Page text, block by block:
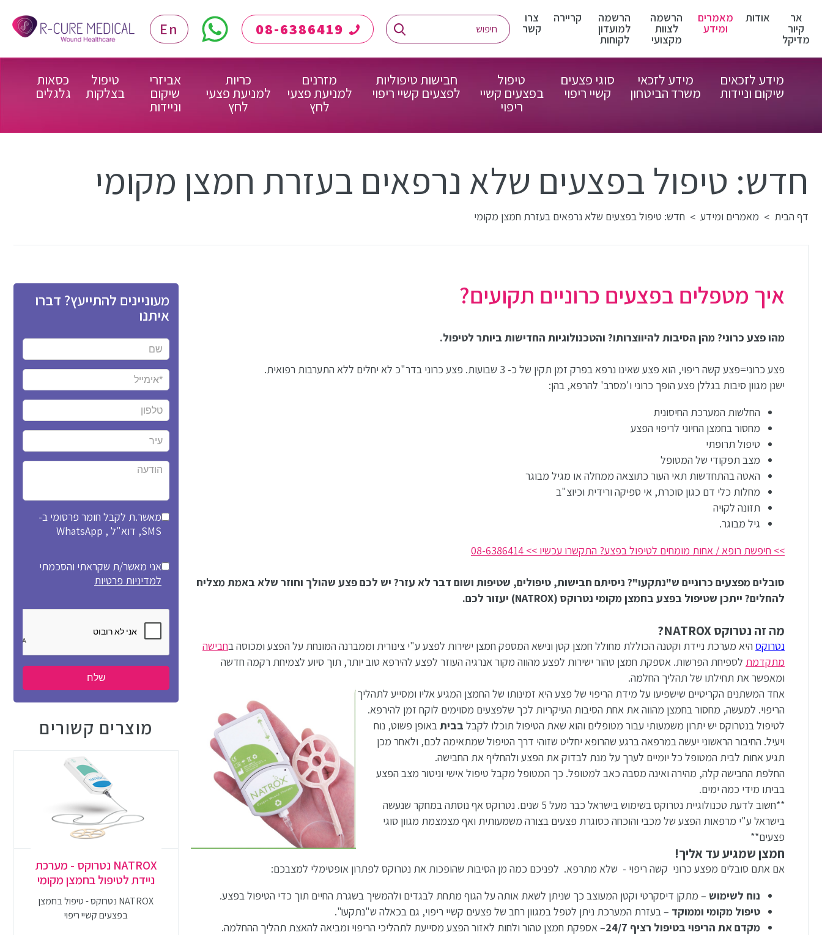
אר
קיור
מדיקל
אודות מאמרים
ומידע
הרשמה
לצוות
מקצועי
הרשמה
למועדון
לקוחות
קריירה צרו
קשר En
מידע לזכאים
שיקום וניידות
מידע לזכאי
משרד הביטחון
סוגי פצעים
קשיי ריפוי
טיפול
בפצעים קשיי
ריפוי
חבישות טיפוליות
לפצעים קשיי ריפוי
מזרנים
למניעת פצעי
לחץ
כריות
למניעת פצעי
לחץ
אביזרי
שיקום
וניידות
טיפול
בצלקות
כסאות
גלגלים
חדש: טיפול בפצעים שלא נרפאים בעזרת חמצן מקומי
דף הבית > מאמרים ומידע > חדש: טיפול בפצעים שלא נרפאים בעזרת חמצן מקומי
מעוניינים להתייעץ? דברו
איתנו
מאשר.ת לקבל חומר פרסומי ב-
SMS, דוא"ל , WhatsApp
אני מאשר/ת שקראתי והסכמתי
למדיניות פרטיות
מוצרים קשורים
NATROX נטרוקס - מערכת
ניידת לטיפול בחמצן מקומי
NATROX נטרוקס - טיפול בחמצן
בפצעים קשיי ריפוי
איך מטפלים בפצעים כרוניים תקועים?
מהו פצע כרוני? מהן הסיבות להיווצרותו? והטכנולוגיות החדישות ביותר לטיפול.
פצע כרוני=פצע קשה ריפוי, הוא פצע שאינו נרפא בפרק זמן תקין של כ- 3 שבועות. פצע כרוני בדר"כ לא יחלים ללא התערבות רפואית.
ישנן מגוון סיבות בגללן פצע הופך כרוני ו'מסרב' להרפא, בהן:
החלשות המערכת החיסונית
מחסור בחמצן החיוני לריפוי הפצע
טיפול תרופתי
מצב תפקודי של המטופל
האטה בהתחדשות תאי העור כתוצאה ממחלה או מגיל מבוגר
מחלות כלי דם כגון סוכרת, אי ספיקה ורידית וכיוצ"ב
תזונה לקויה
גיל מבוגר.
>> חיפשת רופא / אחות מומחים לטיפול בפצע? התקשרו עכשיו >> 08-6386414
סובלים מפצעים כרוניים ש"נתקעו"? ניסיתם חבישות, טיפולים, שטיפות ושום דבר לא עזר? יש לכם פצע שהולך וחוזר שלא באמת מצליח
להחלים? ייתכן שטיפול בפצע בחמצן מקומי נטרוקס (NATROX) יעזור לכם.
מה זה נטרוקס NATROX?
נטרוקס היא מערכת ניידת וקטנה הכוללת מחולל חמצן קטן ונישא המספק חמצן ישירות לפצע ע"י צינורית וממברנה המונחת על הפצע ומכוסה בחבישה
מתקדמת לספיחת הפרשות. אספקת חמצן טהור ישירות לפצע מהווה מקור אנרגיה העוזר לפצע להירפא טוב יותר, תוך סיוע לצמיחת רקמה חדשה
ומאפשר את תחילתו של תהליך החלמה.
אחד המשתנים הקריטיים שישפיעו על מידת הריפוי של פצע היא זמינותו של החמצן המגיע אליו ומסייע לתהליך
הריפוי. למעשה, מחסור בחמצן מהווה את אחת הסיבות העיקריות לכך שלפצעים מסוימים לוקח זמן להירפא.
לטיפול בנטרוקס יש יתרון משמעותי עבור מטופלים והוא שאת הטיפול תוכלו לקבל בביתבאופן פשוט, נוח
ויעיל. החיבור הראשוני יעשה במרפאה ברגע שהרופא יחליט שזוהי דרך הטיפול שמתאימה לכם, ולאחר מכן
תגיע אחות לבית המטופל כל יומיים לערך על מנת לבדוק את הפצע ולהחליף את החבישה.
החלפת החבישה קלה, מהירה ואינה מסבה כאב למטופל. כך המטופל מקבל טיפול אישי וניטור מצב הפצע
בביתו מידי כמה ימים.
**חשוב לדעת טכנולוגיית נטרוקס בשימוש בישראל כבר מעל 5 שנים. נטרוקס אף נוסתה במחקר שנעשה
בישראל ע"י מרפאות הפצע של מכבי והוכחה כסוגרת פצעים בצורה משמעותית ואף מצמצמת מגוון סוגי
פצעים**
חמצן שמגיע עד אליך!
אם אתם סובלים מפצע כרוני קשה ריפוי - שלא מתרפא. לפניכם כמה מן הסיבות שהופכות את נטרוקס לפתרון אופטימלי למצבכם:
נוח לשימוש – מתקן דיסקרטי וקטן המעוצב כך שניתן לשאת אותה על הגוף מתחת לבגדים ולהמשיך בשגרת החיים תוך כדי הטיפול בפצע.
טיפול מקומי וממוקד – בעזרת המערכת ניתן לטפל במגוון רחב של פצעים קשיי ריפוי, גם בכאלה ש"נתקעו".
מקדם את הריפוי בטיפול רציף 24/7
– אספקת חמצן טהור ולחות לאזור הפצע מסייעת לתהליכי הריפוי ומביאה להאצת תהליך ההחלמה.